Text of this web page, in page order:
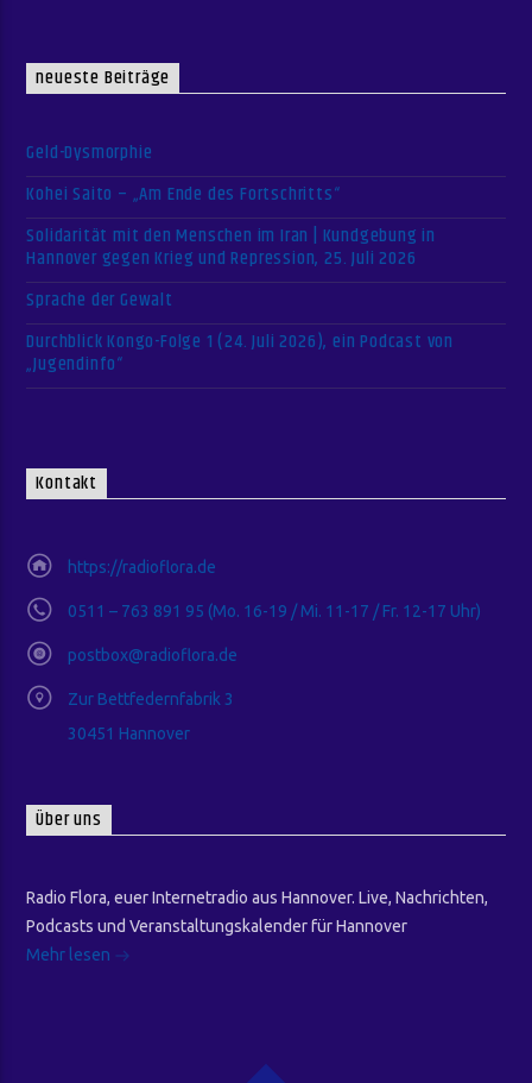
neueste Beiträge
Geld-Dysmorphie
Kohei Saito – „Am Ende des Fortschritts“
Solidarität mit den Menschen im Iran | Kundgebung in
Hannover gegen Krieg und Repression, 25. Juli 2026
Sprache der Gewalt
Durchblick Kongo-Folge 1 (24. Juli 2026), ein Podcast von
„Jugendinfo“
Kontakt
https://radioflora.de
0511 – 763 891 95 (Mo. 16-19 / Mi. 11-17 / Fr. 12-17 Uhr)
postbox@radioflora.de
Zur Bettfedernfabrik 3
30451 Hannover
Über uns
Radio Flora, euer Internetradio aus Hannover. Live, Nachrichten,
Podcasts und Veranstaltungskalender für Hannover
Mehr lesen